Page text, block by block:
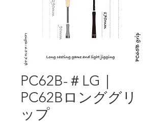
PC62B-＃LG｜
PC62Bロンググリ
ップ